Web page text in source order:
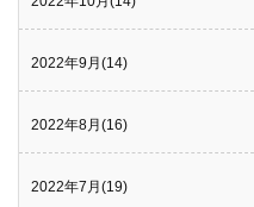
2022年9月(14)
2022年8月(16)
2022年7月(19)